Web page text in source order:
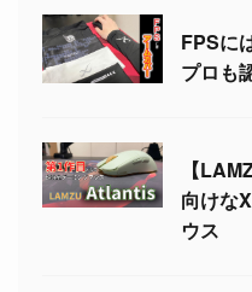
FPSに
プロも
【
向けな
ウス